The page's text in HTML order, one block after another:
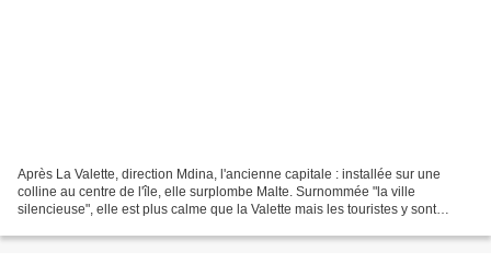
Après La Valette, direction Mdina, l'ancienne capitale : installée sur une
colline au centre de l'île, elle surplombe Malte. Surnommée "la ville
silencieuse", elle est plus calme que la Valette mais les touristes y sont